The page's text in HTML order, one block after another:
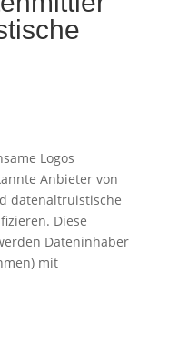
Logos
Anbieter von
datenaltruistische
Diese
Dateninhaber
mit